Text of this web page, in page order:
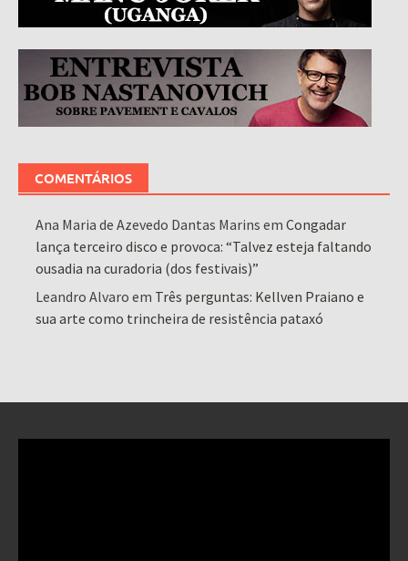
COMENTÁRIOS
Ana Maria de Azevedo Dantas Marins emCongadar
lança terceiro disco e provoca: “Talvez esteja faltando
ousadia na curadoria (dos festivais)”
Leandro Alvaro em Três perguntas: Kellven Praiano e
sua arte como trincheira de resistência pataxó